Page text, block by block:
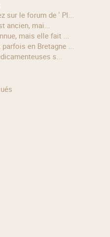
sur le forum de ' Pl...
ancien, mai...
mais elle fait ...
en Bretagne ...
s...